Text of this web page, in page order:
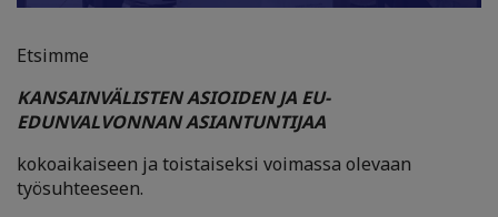
Etsimme
KANSAINVÄLISTEN ASIOIDEN JA EU-
EDUNVALVONNAN ASIANTUNTIJAA
kokoaikaiseen ja toistaiseksi voimassa olevaan
työsuhteeseen.